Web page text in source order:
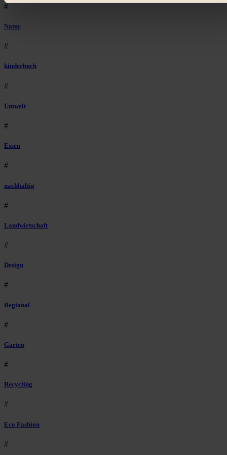
externen Plattformen anzuzeigen, oder auch, um Werbung
Bist du damit einverstanden?
#
Natur
#
kinderbuch
#
Umwelt
#
Essen
#
nachhaltig
#
Landwirtschaft
#
Design
#
Regional
#
Garten
#
Recycling
#
Eco Fashion
#